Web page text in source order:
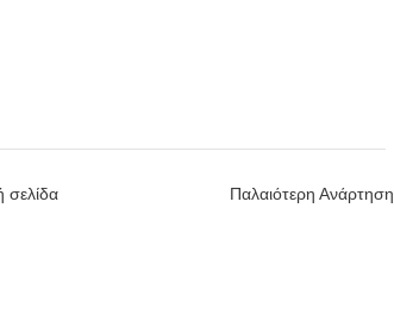
Παλαιότερη Ανάρτηση
σελίδα